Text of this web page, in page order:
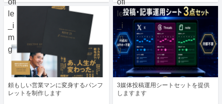
頼もしい営業マンに変身するパンフ
レットを制作します
3媒体投稿運用シートセットを提供
しますます